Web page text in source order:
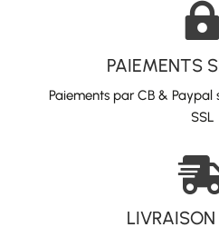

PAIEMENTS
Paiements par CB &
SSL
LIVRAISON